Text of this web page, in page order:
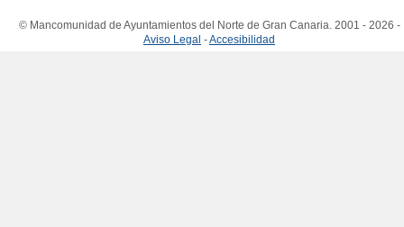
© Mancomunidad de Ayuntamientos del Norte de Gran Canaria. 2001 - 2026 -
Aviso Legal -Accesibilidad